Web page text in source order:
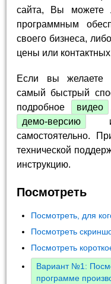
сайта, Вы можете
программным
своего бизнеса,
цены или
Если вы желаете
самый быстрый
подробное
видео
демо-версию
и
самостоятельно.
технической
инструкцию.
Посмотреть
Посмотреть, для
Посмотреть
Посмотреть
Вариант №1:
программе